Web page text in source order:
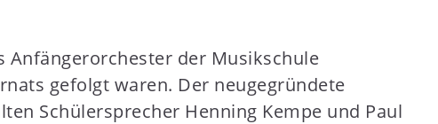
Anfängerorchester der Musikschule
gefolgt waren. Der neugegründete
Schülersprecher Henning Kempe und Paul